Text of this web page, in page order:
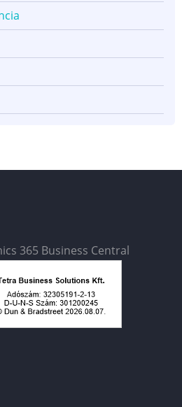
365 Business Central